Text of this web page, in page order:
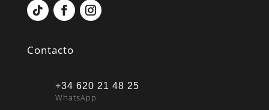
Contacto
+34 620 21 48 25
WhatsApp